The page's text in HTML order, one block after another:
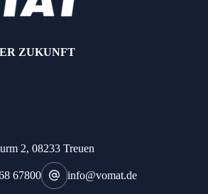
ZUKUNFT
2, 08233 Treuen
67800 info@vomat.de